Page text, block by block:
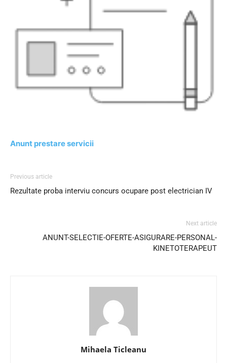
Anunt prestare servicii
Previous article
Rezultate proba interviu concurs ocupare post electrician IV
Next article
ANUNT-SELECTIE-OFERTE-ASIGURARE-PERSONAL-
KINETOTERAPEUT
Mihaela Ticleanu